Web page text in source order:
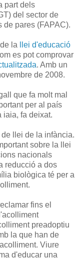
part dels
del sector de
de pares (FAPAC).
la
llei d'educació
es pot comprovar
. Amb un
de 2008.
que fa molt mal
per al país
iaia, fa deixat.
llei de la infància.
sobre la llei
nacionals
reducció a dos
biològica té per a
fins el
preadoptiu
la que han de
Viure
d'educar una